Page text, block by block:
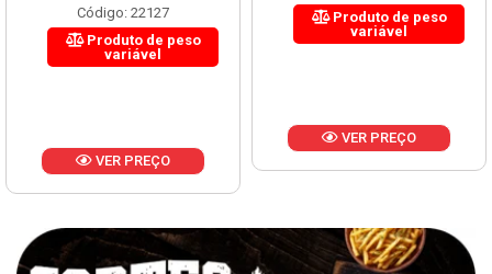
Código: 22127
Produto de peso
variável
VER PREÇO
Produto de peso
variável
VER PREÇO